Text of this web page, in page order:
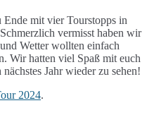
Ende mit vier Tourstopps in
vermisst haben wir
Wetter wollten einfach
Wir hatten viel Spaß mit euch
Jahr wieder zu sehen!
2024.